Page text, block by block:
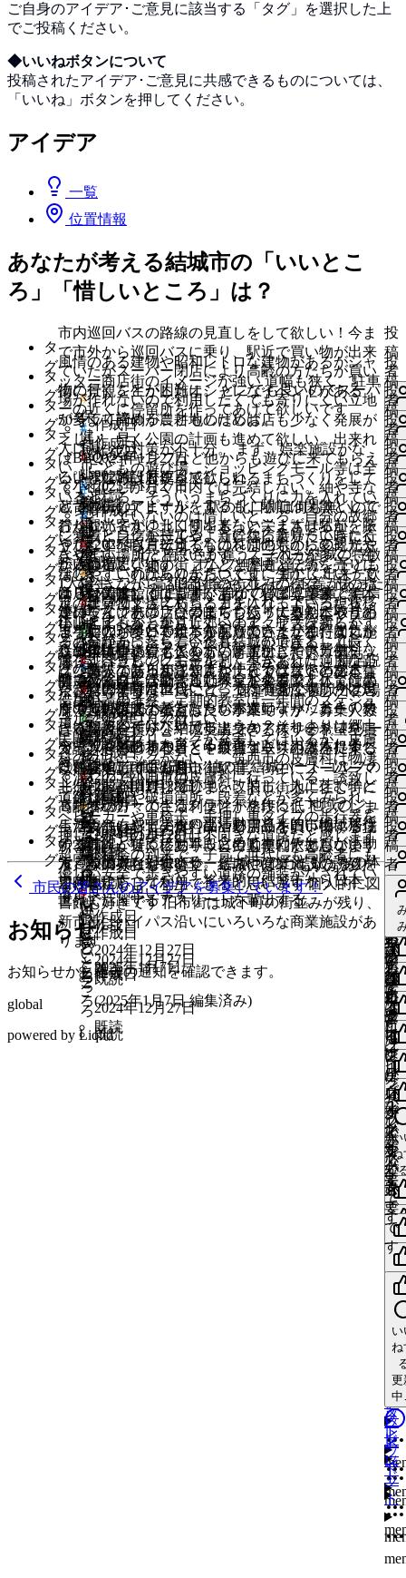
ご自身のアイデア･ご意見に該当する「タグ」を選択した上
でご投稿ください。
◆いいねボタンについて
投稿されたアイデア･ご意見に共感できるものについては、
「いいね」ボタンを押してください。
アイデア
一覧
位置情報
あなたが考える結城市の「いいとこ
ろ」「惜しいところ」は？
タ
グ
#
保
健・
福
祉
#
都
市・
環
境
市内巡回バスの路線の見直しをして欲しい！今ま
で市外から巡回バスに乗り、駅近で買い物が出来
ていたがスーパー閉店により高齢の方たちが買い
物に行くことが困難に。 どこでも良いのでスーパ
ーの近くに停留所を作ってあげて欲しいです
作成日
2025年1月27日
既読
投
稿
者
い
い
ね
す
る
に
は
ロ
グ
イ
ン
が
必
要
で
す
い
ね
更
ス
レ
ッ
ド
タ
グ
#
都
市・
環
境
#
産
業・
環
境
#
惜
し
い
と
こ
ろ
風情のある建物や昭和レトロな建物があるがシャ
ッター商店街のイメージが強い 道幅も狭く、駐車
場が作れないので利用したくても寄りにくい立地
が多くて諦めることもしばしば。
作成日
2025年1月27日
既読
投
稿
者
い
い
ね
す
る
に
は
ロ
グ
イ
ン
が
必
要
で
す
い
ね
ス
レ
ッ
ド
タ
グ
#
い
い
と
こ
ろ
街の景観を生かしたオシャレなイベントがある
作成日
2025年1月27日
既読
投
稿
者
い
い
ね
す
る
に
は
ロ
グ
イ
ン
が
必
要
で
す
い
ス
レ
ッ
ド
タ
グ
#
都
市・
環
境
#
惜
し
い
と
こ
ろ
50号より南側が農耕地のためお店も少なく発展が
乏しい。早く公園の計画も進めて欲しい。出来れ
ばBBQやキャンプなど他からも遊びに来てもらえ
るような施設も作って欲しい
作成日
2025年1月27日
既読
投
稿
者
い
い
ね
す
る
に
は
ロ
グ
イ
ン
が
必
要
で
す
更
ス
レ
ッ
ド
タ
グ
#
都
市・
環
境
#
惜
し
い
と
こ
ろ
人口減少の対策が不十分。 まず、娯楽施設がな
い。こどもの遊び場、ショッピングモール等は全
て小山にしかなく市内では完結しない。紬や寺な
ど昔の街のアピールをするも、駅前は閑散として
おり観光客がゆっくり出来ない。まずは駅前を賑
やかにすべき。そうでなければ他県からの観光や
転入は増えない。
作成日
2025年1月26日
既読
投
稿
者
い
い
ね
す
る
に
は
ロ
グ
イ
ン
が
必
要
で
す
い
ね
更
ス
レ
ッ
ド
タ
グ
#
い
い
と
こ
ろ
いいところは歴史を感じられるまちづくりをして
いるところ。そういうまちづくりに力を入れてい
こうとしていないのは惜しいところ。自分の故郷
に愛着と自信が持てるようになると帰ってきたく
なります。 北と南で色が違う、それが結城の特徴
なので、これからのまちづくりに生かしていって
ほしいです。 補足説明：自分の故郷に愛着と自信
が持てなければ、今のまちづくりに真剣に取り組
まないし、子どもたちも戻ってきません。また、
うちには小さい子どもがいますが、給食費無料な
どの無駄なばらまきやまだ使える校舎を活かさな
い新校舎建築は惜しいどころか不要です。今は良
くても、後々子どもたちが大人になったときの負
担になるのではないでしょうか？それよりは郷土
を愛する気持ちを育てる教育などに力を入れるべ
きでは？
作成日
2025年1月25日
既読
投
稿
者
い
い
ね
す
る
に
は
ロ
グ
イ
ン
が
必
要
で
す
い
ね
更
ス
レ
ッ
ド
タ
グ
#
保
健・
福
祉
#
都
市・
環
境
#
惜
し
い
と
こ
ろ
蔵で宣伝してますが、 駅の北口側は何も無いので
行かないです。北口側をもっと栄えさせるか、そ
うしないなら宣伝するものを別のものに変えた方
がいいと思います。 オムツ無料配達とか、子ども
1人誕生ごとに高額給付金やプレゼント等があった
り、子育て支援にもっと力を入れて下さったら移
住します。
作成日
2025年1月22日
既読
投
稿
者
い
い
ね
す
る
に
は
ロ
グ
イ
ン
が
必
要
で
す
い
ね
更
ス
レ
ッ
ド
タ
グ
#
い
い
と
こ
ろ
#
惜
し
い
と
こ
ろ
ショッピングモールや、新幹線に乗りたい時に行
きやすい場所だと思います。スーパーが多く、生
活しやすいのはありがたいです。 新しく出来た飲
食店は美味しくてもすぐ潰れてしまう印象です。
逆になんであの店いつまでも残ってるんだろうと
思う店のが多いです。年配層の方々が独特な気が
します。
作成日
2025年1月22日
既読
投
稿
者
い
い
ね
す
る
に
は
ロ
グ
イ
ン
が
必
要
で
す
い
ね
更
ス
レ
ッ
ド
タ
グ
#
文
化・
教
育
#
惜
し
い
と
こ
ろ
「蔵の街」「紬の街」などと歴史と伝統を売りに
しておきながら、旧市街の街並みの保存、市の指
定の建築物でさえ朽ちるままになっている現状
に、とてもがっかりしています。庁舎を新しくす
るお金があったら、今後も結城の遺産として長く
保存すべきものにお金を割くべきでした。 補足説
明：文化財には継続した保全が必要です。
作成日
2025年1月20日
既読
投
稿
者
い
い
ね
す
る
に
は
ロ
グ
イ
ン
が
必
要
で
す
い
ね
更
ス
レ
ッ
ド
タ
グ
#
い
い
と
こ
ろ
#
文
化・
教
育
#
惜
し
い
と
こ
ろ
ゆうき図書館には良書があり、特に児童書、絵本
等のラインナップは素晴らしい！大型絵本や昔の
（手に入らない）絵本があり驚いた。また同じ施
設の天体望遠鏡も係の方の解説付きでアカデミッ
クな施設であるが認知度が十分ではないと感じ
た。特に子育て世代にとっては有益な場所だと思
うのでPRするべき
作成日
2025年1月17日
既読
投
稿
者
い
い
ね
す
る
に
は
ロ
グ
イ
ン
が
必
要
で
す
い
ね
更
ス
レ
ッ
ド
タ
グ
#
い
い
と
こ
ろ
#
都
市・
環
境
小山と比べると東京近郊へのアクセスは劣るが、
その分静かに落ち着いた暮らしができる。 山・
海・ショッピングモールと、車があれば適度な距
離で行くことができる。ベッドタウンとしては悪
くないと思う。
作成日
2025年1月8日
既読
投
稿
者
い
い
ね
す
る
に
は
ロ
グ
イ
ン
が
必
要
で
す
ね
更
ス
レ
ッ
ド
タ
グ
#
文
化・
教
育
結城市出身の有名人をもっと輩出したい。例え
ば、詩人の新川和江さんや、ピアニストの宮本貴
奈さんのような。 そこで、鹿窪運動公園以外の場
所で、人工芝で子どもたちが運動（サッカー）で
きる場所を作り、結城市出身のアスリート（Jリー
ガー）を輩出することを目指す取り組みを提案し
たいです。 補足説明：紬の里結城パートゴルフの
北側にある旧野球場跡地を改装し、人工芝で子ど
もがサッカーできるグランドを作る。 地域のジュ
ニアチームや中学校の部活動（将来的に地域移行
の受け皿となるチームも含めて）のチームが活動
できる環境を提供する。 結城市の子どもたちの体
力向上にもつながり、将来的に結城市から日本、
世界で活躍するアスリートを輩出する。
作成日
2025年1月7日
(2025年1月7日編集済み)
既読
投
稿
者
い
い
ね
す
る
に
は
ロ
グ
イ
ン
が
必
要
で
す
い
ね
更
ス
レ
ッ
ド
タ
グ
#
惜
し
い
と
こ
ろ
健康の為自主活動で運動教室をする際 体育館の
借用申請の考察 定期的教室は一年間のスケジュ
ールで組みこんで欲しい
作成日
2024年12月28日
既読
投
稿
者
い
い
ね
る
に
は
ロ
グ
イ
ン
が
必
要
で
す
い
ね
ス
ッ
ド
タ
グ
#
い
い
と
こ
ろ
#
惜
し
い
と
こ
ろ
鹿窪運動公園の教室は良い事業ですが 募集人数
は希望者全員が公平に受講できる様す②希望全員
受講させる②初心者と中級者コースの講座にする
③料金を上げても良い
作成日
2024年12月28日
既読
投
稿
者
い
い
ね
す
る
に
は
ロ
グ
イ
ン
が
必
要
で
す
ス
レ
ッ
ド
タ
グ
#
保
健・
福
祉
#
惜
し
い
と
こ
ろ
民間病院やクリニックが充実してはいるが、皮膚
科のクリニックがない…。筑西市の皮膚科は物凄
く混むので小山市の皮膚科に行っている。誘致し
て欲しい!!
作成日
2024年12月28日
既読
投
稿
者
い
い
ね
す
る
に
は
ロ
グ
イ
ン
が
必
要
で
す
ね
ス
レ
ッ
ド
タ
グ
#
惜
し
い
と
こ
ろ
以前立地していた旧市街駅前、街中にスーパーマ
ーケットが閉店してしまい、旧市街地に住む特に
高齢者の方々の生活利便性が格段に低下してしま
ったように感じます 生活必需品を旧市街に居住
する方々、特に移動手段に自動車に依拠しない
方々が購入しやすいサービスや商業施設の誘致を
望みます
作成日
2024年12月27日
既読
投
稿
者
い
ね
す
る
に
は
ロ
グ
イ
ン
が
必
要
で
す
い
ス
レ
ッ
ド
タ
グ
#
惜
し
い
と
こ
ろ
道路に亀裂や破損箇所、段差などが多くみられ、
ベビーカーや車椅子、手押し車タイプの歩行器を
押しながらの歩行には不向きな道路だと感じます
超高齢社会の到来で、子育て世代にも高齢者にも
優しい安全で歩きやすい道路の舗装がなされてい
ると良いと思います
作成日
2024年12月27日
既読
投
稿
者
い
い
ね
す
る
に
は
ロ
グ
イ
ン
が
必
要
で
す
更
ス
レ
ッ
ド
タ
グ
#
い
い
と
こ
ろ
生活資源としての食料品や日用品を買い物する場
所、病院が近くにあり、とても便利だと思います
水戸線の存在も有益で、結城には3つも駅があり、
居住地に応じて利用できると思います 個人的に図
書館も好きです 旧市街は城下町の街並みが残り、
新市街はバイパス沿いにいろいろな商業施設があ
ります
作成日
2024年12月27日
既読
投
稿
者
い
い
ね
す
る
に
は
ロ
グ
イ
ン
が
必
要
で
す
い
ね
更
ス
レ
ッ
ド
市民の皆さんのアイデアを募集しています！
お知らせ
お知らせから過去の通知を確認できます。
global
powered by Liqlid